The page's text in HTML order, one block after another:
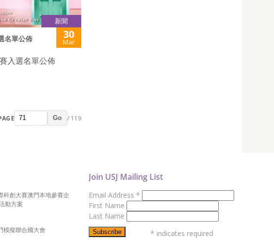
新聞
名單公佈 30
Mar
入選名單公佈
Go / 119
科創大賽澳門本地參賽企
動方案
模擬聯合國大會
Join USJ Mailing List
Email Address *
First Name
Last Name
* indicates required